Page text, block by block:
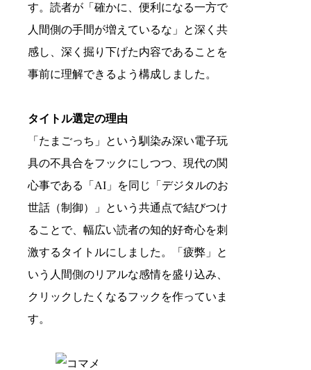
す。読者が「確かに、便利になる一方で
人間側の手間が増えているな」と深く共
感し、深く掘り下げた内容であることを
事前に理解できるよう構成しました。
タイトル選定の理由
「たまごっち」という馴染み深い電子玩
具の不具合をフックにしつつ、現代の関
心事である「AI」を同じ「デジタルのお
世話（制御）」という共通点で結びつけ
ることで、幅広い読者の知的好奇心を刺
激するタイトルにしました。「疲弊」と
いう人間側のリアルな感情を盛り込み、
クリックしたくなるフックを作っていま
す。